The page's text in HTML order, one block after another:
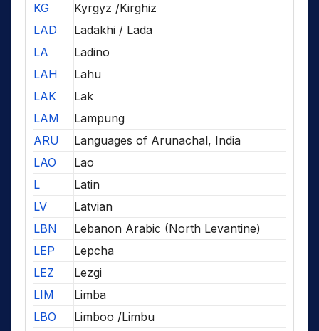
KG
Kyrgyz /Kirghiz
LAD
Ladakhi / Lada
LA
Ladino
LAH
Lahu
LAK
Lak
LAM
Lampung
ARU
Languages of Arunachal, India
LAO
Lao
L
Latin
LV
Latvian
LBN
Lebanon Arabic (North Levantine)
LEP
Lepcha
LEZ
Lezgi
LIM
Limba
LBO
Limboo /Limbu